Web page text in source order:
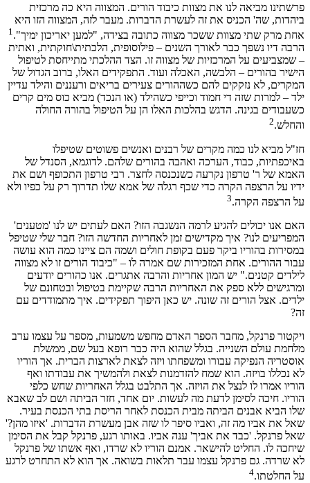
פרשתינו מביאה לנו את מצוות כיבוד הורים. המצווה היא כה מרכזית
ביהדות, שה' הכניס את זה לעשרת הדברות. מעבר לזה, המצווה הזו היא
אחת מרק שתי מצוות ששכר מצווה כתובה בצידה, "למען יאריכון ימיך". 1
הרבה דיו נשפך כבר לאורך השנים – פילוסופית, הלכתית\חוקתית, ואתית
– שמצביעים על המרכזיות של מצווה זו. הצד ההלכתי מתייחסת לטיפול
הישיר בהורים – הלבשה, האכלה ועוד. התפקידים האלו, ברוב הגדול של
המקרים, לא נזקקים להם כשההורים צעירים בריאים ורעננים והילד עדיין
ילד – למרות שזה די חמוד וכייפי כשהילד (או הנכד) מביא כוס מים קרים
כשעבודים בגינה. הדגש בהלכות האלו הן על הטיפול בהורה החולה
והחלש.2
חז"ל מביא לנו כמה מקרים של רבנים ואנשים פשוטים שטיפלו
באיכפתיות, כבוד, הערכה ואהבה בהורים שלהם. לדוגמא, הסנדל של
האמא של ר' טרפון נקרעה כשנכנסה לחצר. רבי טרפון התכופף ושם את
ידיו על הרצפה הקרה כדי שכף רגלה של אמא שלו תדרוך רק על כפיו ולא
על הרצפה הקרה.3
האם אנו יכולים להגיע לרמה הנשגבה הזו? האם לעתים יש לנו 'מטענים'
המפריעים לנו? איך מקדישים זמן לאחריות החדשה הזו? חבר שלי שטיפל
במסירות בהוריו ביקר פעם בקופת חולים ושמה הם ציינו כמה הוא עושה
עבור ההורים. אחת המזכירות שם אמרה לו – "כיבוד הורים זו לא מצווה
לילדים קטנים." יש המון אחריות והרבה אתגרים. אנו כהורים יודעים
ומרגישים ללא ספק את האחריות הרבה שקיימת בטיפול ובטחונם של
ילדים. אצל הורים זה שונה. יש כאן היפוך תפקידים. איך מתמודדים עם
זה?
ויקטור פרנקל, מחבר הספר האדם מחפש משמעות, מספר על עצמו ערב
מלחמת עולם השנייה. בגלל שהוא היה כבר רופא בעל שם, ממשלת
אוסטריה הנפיקה עבורו ומשפחתו ויזה לצאת לארצות הברית. אך הוריו
לא נכללו בויזה. הוא שמח להזדמנות לצאת ולהמשיך את עבודתו ואף
הוריו אמרו לו לנצל את הויזה. אך התלבט בגלל האחריות שחש כלפי
הוריו. חיכה לסימן לדעת מה לעשות. יום אחד, חזר הביתה ושם לב שאבא
שלו הביא אבנים הביתה מבית הכנסת לאחר הריסת בתי הכנסת בעיר.
שאל את אביו מה זה, ואביו סיפר לו שזה אבן מעשרת הדברות. 'איזו מהן?'
שאל פרנקל. 'כבד את אביך' ענה אביו. באותו רגע, פרנקל קבל את הסימן
שיחכה לו. החליט להישאר. אמנם הוריו לא שרדו, ואף אשתו של פרנקל
לא שרדה. גם פרנקל עצמו עבר תלאות בשואה. אך הוא לא התחרט לרגע
על החלטתו.4